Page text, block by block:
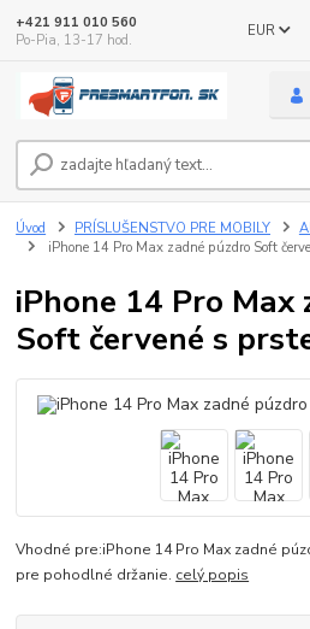
EUR
+421 911 010 560
Po-Pia, 13-17 hod.
Úvod PRÍSLUŠENSTVO PRE MOBILY
iPhone 14 Pro Max zadné púzdro Soft
iPhone 14 Pro Max
Soft červené s
Vhodné pre:iPhone 14 Pro Max zadné
pre pohodlné držanie. celý popis